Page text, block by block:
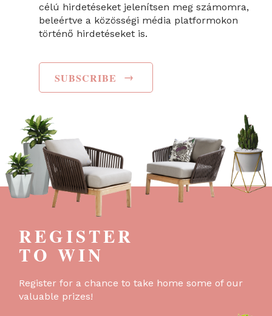
célú hirdetéseket jelenítsen meg számomra,
beleértve a közösségi média platformokon
történő hirdetéseket is.
SUBSCRIBE →
REGISTER
TO WIN
Register for a chance to take home some of our
valuable prizes!